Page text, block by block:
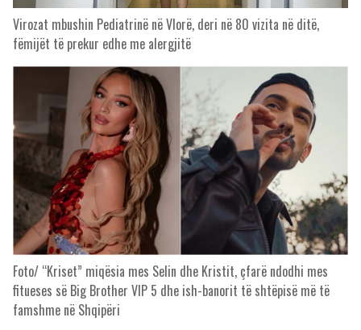
Virozat mbushin Pediatrinë në Vlorë, deri në 80 vizita në ditë,
fëmijët të prekur edhe me alergjitë
Foto/ “Kriset” miqësia mes Selin dhe Kristit, çfarë ndodhi mes
fitueses së Big Brother VIP 5 dhe ish-banorit të shtëpisë më të
famshme në Shqipëri